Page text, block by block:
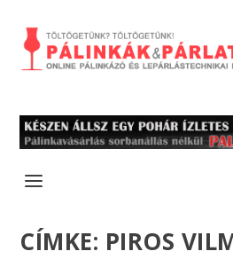
CÍMKE: PIROS